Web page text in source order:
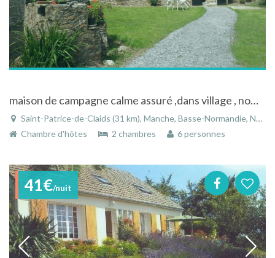
maison de campagne calme assuré ,dans village , nombreux sites touristiques
Saint-Patrice-de-Claids (31 km), Manche, Basse-Normandie, Normandie, France
Chambre d'hôtes
2 chambres 6 personnes
41€/nuit